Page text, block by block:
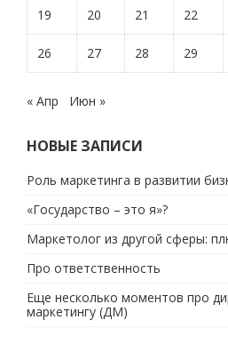
19 20 21 22
26 27 28 29
« Апр Июн »
НОВЫЕ ЗАПИСИ
Роль маркетинга в развитии
«Государство – это я»?
Маркетолог из другой сферы:
Про ответственность
Еще несколько моментов про
маркетингу (ДМ)